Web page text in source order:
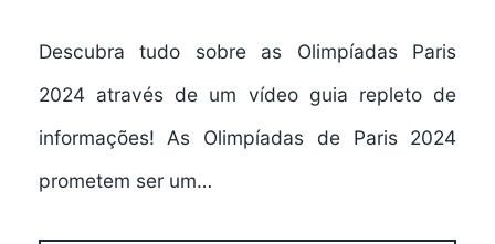
Descubra tudo sobre as Olimpíadas Paris
2024 através de um vídeo guia repleto de
informações! As Olimpíadas de Paris 2024
prometem ser um…